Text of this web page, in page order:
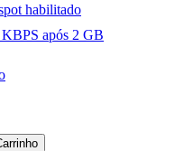
habilitado
após 2 GB